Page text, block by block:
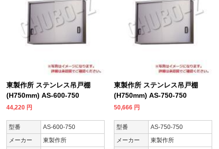
東製作所 ステンレス吊戸棚
(H750mm) AS-600-750
44,220 円
型番
AS-600-750
メーカー
東製作所
東製作所 ステンレス吊戸棚
(H750mm) AS-750-750
50,666 円
型番
AS-750-750
メーカー
東製作所